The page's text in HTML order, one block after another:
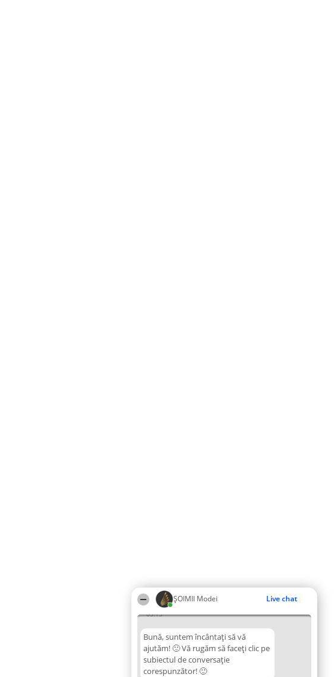
ȘOIMII Modei Live chat
05:15
Bună, suntem încântați să vă
ajutăm! 🙂 Vă rugăm să faceți clic pe
subiectul de conversație
corespunzător! 🙂